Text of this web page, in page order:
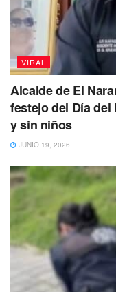
VIRAL
Alcalde de El
festejo del Día del
y sin niños
JUNIO 19, 2026